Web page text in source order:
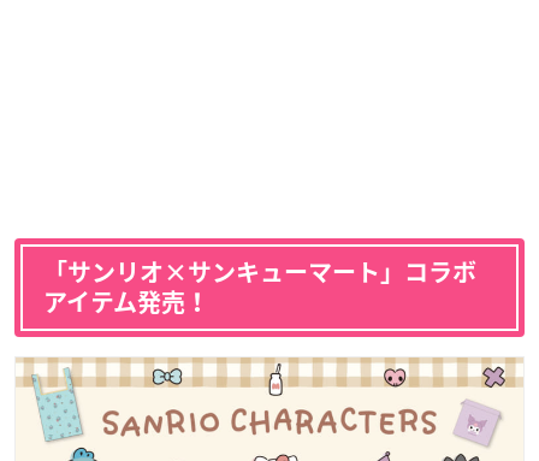
「サンリオ×サンキューマート」コラボ
アイテム発売！